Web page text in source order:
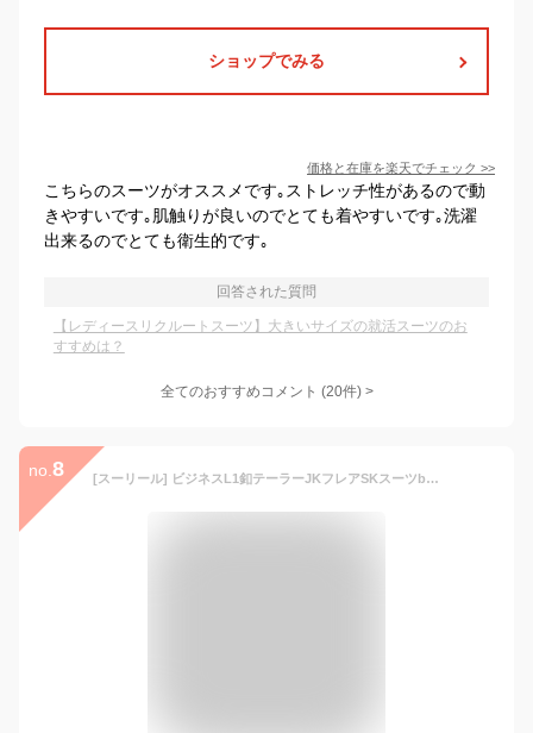
ショップでみる
価格と在庫を楽天でチェック >>
こちらのスーツがオススメです｡ストレッチ性があるので動
きやすいです｡肌触りが良いのでとても着やすいです｡洗濯
出来るのでとても衛生的です｡
回答された質問
【レディースリクルートスーツ】大きいサイズの就活スーツのお
すすめは？
全てのおすすめコメント (20件) >
no. 8 [スーリール] ビジネスL1釦テーラーJKフレアSKスーツb205052st0(BK)17